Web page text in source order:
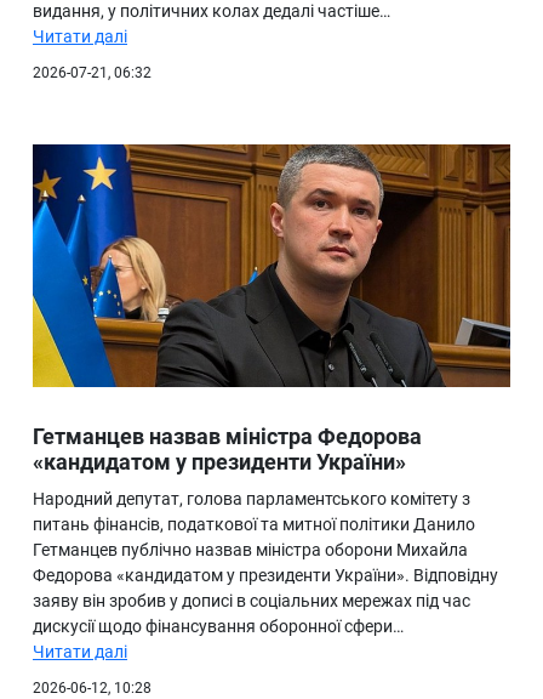
видання, у політичних колах дедалі частіше…
Читати далі
2026-07-21, 06:32
Гетманцев назвав міністра Федорова
«кандидатом у президенти України»
Народний депутат, голова парламентського комітету з
питань фінансів, податкової та митної політики Данило
Гетманцев публічно назвав міністра оборони Михайла
Федорова «кандидатом у президенти України». Відповідну
заяву він зробив у дописі в соціальних мережах під час
дискусії щодо фінансування оборонної сфери…
Читати далі
2026-06-12, 10:28